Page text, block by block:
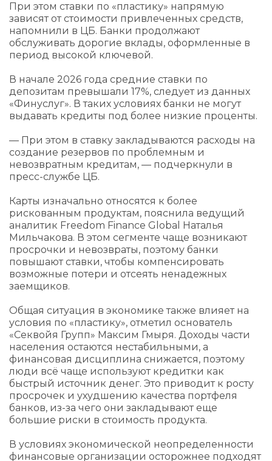
При этом ставки по «пластику» напрямую
зависят от стоимости привлеченных средств,
напомнили в ЦБ. Банки продолжают
обслуживать дорогие вклады, оформленные в
период высокой ключевой.
В начале 2026 года средние ставки по
депозитам превышали 17%, следует из данных
«Финуслуг». В таких условиях банки не могут
выдавать кредиты под более низкие проценты.
— При этом в ставку закладываются расходы на
создание резервов по проблемным и
невозвратным кредитам, — подчеркнули в
пресс-службе ЦБ.
Карты изначально относятся к более
рискованным продуктам, пояснила ведущий
аналитик Freedom Finance Global Наталья
Мильчакова. В этом сегменте чаще возникают
просрочки и невозвраты, поэтому банки
повышают ставки, чтобы компенсировать
возможные потери и отсеять ненадежных
заемщиков.
Общая ситуация в экономике также влияет на
условия по «пластику», отметил основатель
«Секвойя Групп» Максим Гмыря. Доходы части
населения остаются нестабильными, а
финансовая дисциплина снижается, поэтому
люди всё чаще используют кредитки как
быстрый источник денег. Это приводит к росту
просрочек и ухудшению качества портфеля
банков, из-за чего они закладывают еще
большие риски в стоимость продукта.
В условиях экономической неопределенности
финансовые организации осторожнее подходят